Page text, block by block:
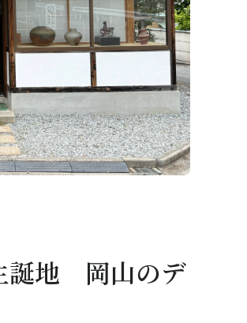
誕地 岡山のデ